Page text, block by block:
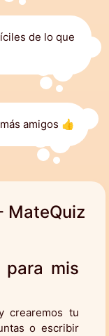
de lo que
amigos 👍
MateQuiz
para mis
crearemos tu
o escribir